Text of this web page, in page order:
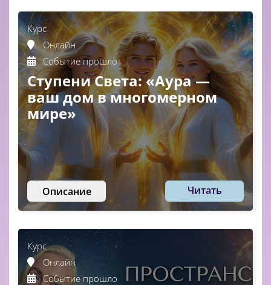
Курс
Онлайн
Событие прошло
Ступени Света: «Аура —
ваш дом в многомерном
мире»
Описание Читать
Курс
Онлайн
Событие прошло